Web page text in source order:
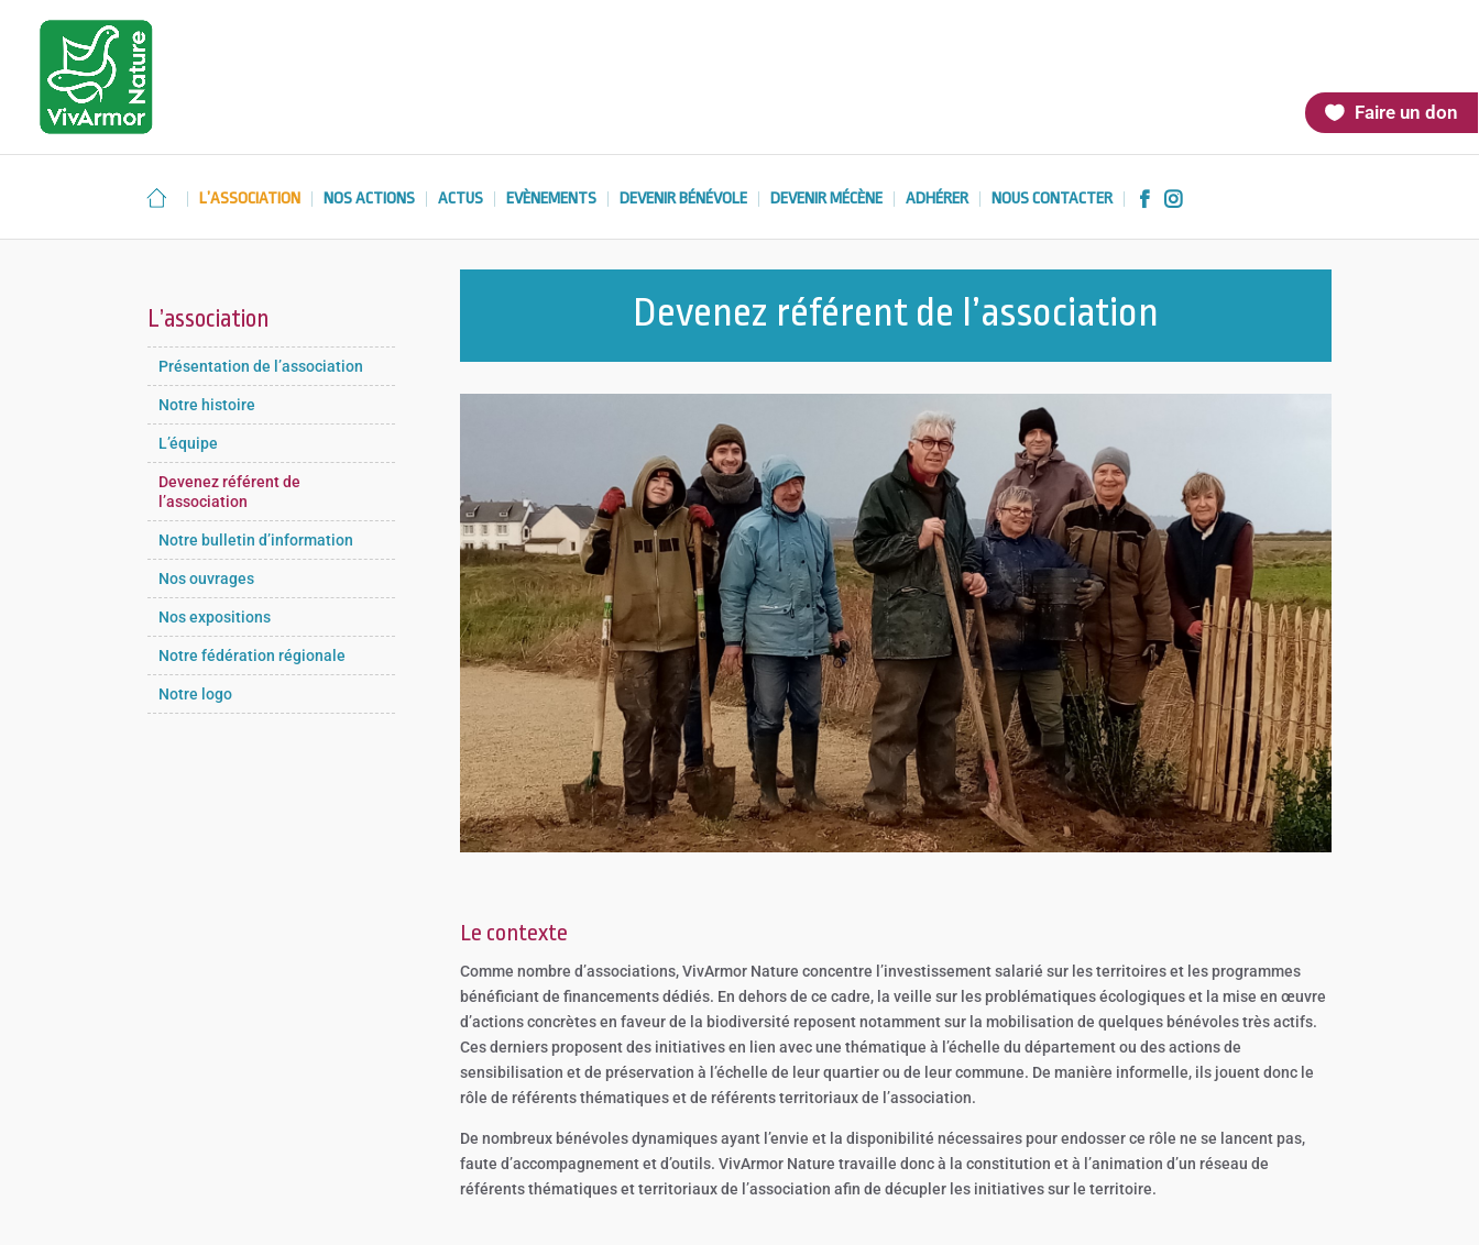
Faire un don
L’ASSOCIATION NOS ACTIONS ACTUS EVÈNEMENTS DEVENIR BÉNÉVOLE DEVENIR MÉCÈNE ADHÉRER NOUS CONTACTER  
L’association
Présentation de l’association
Notre histoire
L’équipe
Devenez référent de
l’association
Notre bulletin d’information
Nos ouvrages
Nos expositions
Notre fédération régionale
Notre logo
Devenez référent de l’association
Le contexte
Comme nombre d’associations, VivArmor Nature concentre l’investissement salarié sur les territoires et les programmes
bénéficiant de financements dédiés. En dehors de ce cadre, la veille sur les problématiques écologiques et la mise en œuvre
d’actions concrètes en faveur de la biodiversité reposent notamment sur la mobilisation de quelques bénévoles très actifs.
Ces derniers proposent des initiatives en lien avec une thématique à l’échelle du département ou des actions de
sensibilisation et de préservation à l’échelle de leur quartier ou de leur commune. De manière informelle, ils jouent donc le
rôle de référents thématiques et de référents territoriaux de l’association.
De nombreux bénévoles dynamiques ayant l’envie et la disponibilité nécessaires pour endosser ce rôle ne se lancent pas,
faute d’accompagnement et d’outils. VivArmor Nature travaille donc à la constitution et à l’animation d’un réseau de
référents thématiques et territoriaux de l’association afin de décupler les initiatives sur le territoire.